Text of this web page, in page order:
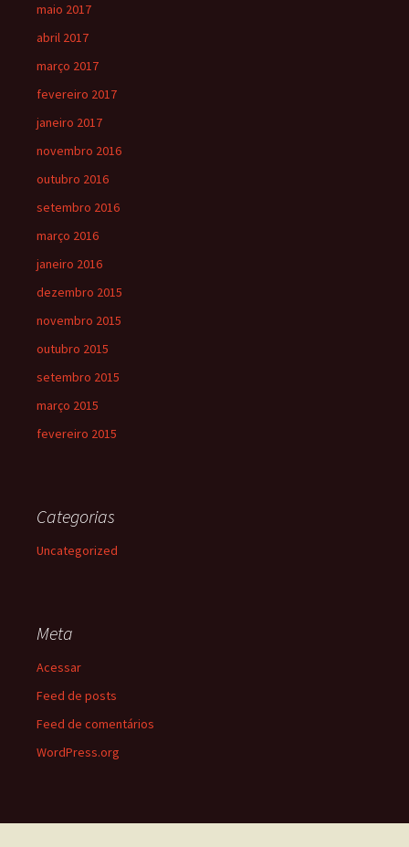
maio 2017
abril 2017
março 2017
fevereiro 2017
janeiro 2017
novembro 2016
outubro 2016
setembro 2016
março 2016
janeiro 2016
dezembro 2015
novembro 2015
outubro 2015
setembro 2015
março 2015
fevereiro 2015
Categorias
Uncategorized
Meta
Acessar
Feed de posts
Feed de comentários
WordPress.org